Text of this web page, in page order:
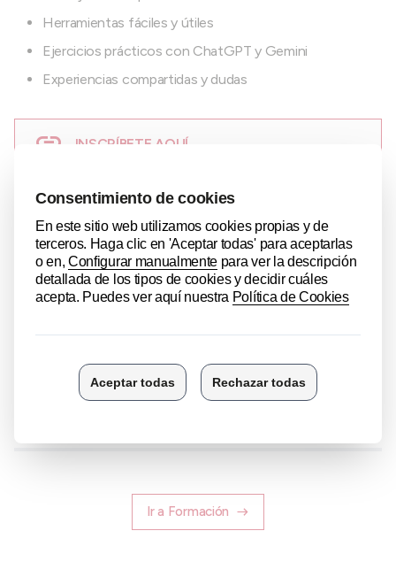
Herramientas fáciles y útiles
Ejercicios prácticos con ChatGPT y Gemini
Experiencias compartidas y dudas
INSCRÍBETE AQUÍ
MÁS INFORMACIÓN
Compartir
Ir a Formación